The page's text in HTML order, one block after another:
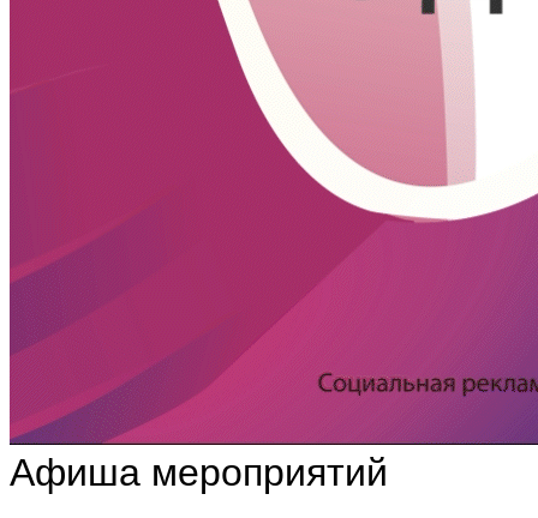
Афиша мероприятий